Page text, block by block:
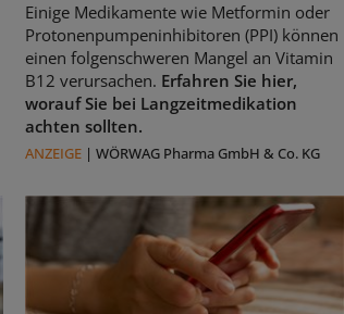
Einige Medikamente wie Metformin oder
Protonenpumpeninhibitoren (PPI) können
einen folgenschweren Mangel an Vitamin
B12 verursachen. Erfahren Sie hier,
worauf Sie bei Langzeitmedikation
achten sollten.
ANZEIGE| WÖRWAG Pharma GmbH & Co. KG